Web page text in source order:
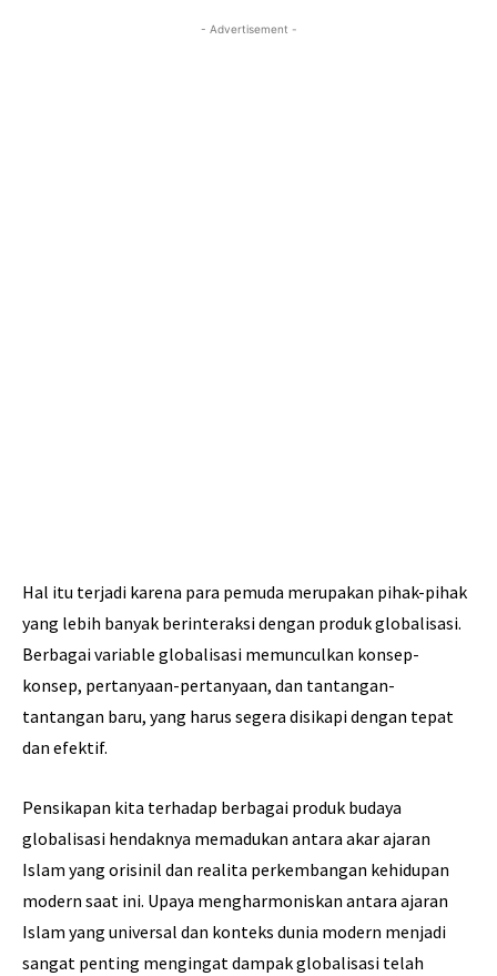
- Advertisement -
Hal itu terjadi karena para pemuda merupakan pihak-pihak
yang lebih banyak berinteraksi dengan produk globalisasi.
Berbagai variable globalisasi memunculkan konsep-
konsep, pertanyaan-pertanyaan, dan tantangan-
tantangan baru, yang harus segera disikapi dengan tepat
dan efektif.
Pensikapan kita terhadap berbagai produk budaya
globalisasi hendaknya memadukan antara akar ajaran
Islam yang orisinil dan realita perkembangan kehidupan
modern saat ini. Upaya mengharmoniskan antara ajaran
Islam yang universal dan konteks dunia modern menjadi
sangat penting mengingat dampak globalisasi telah